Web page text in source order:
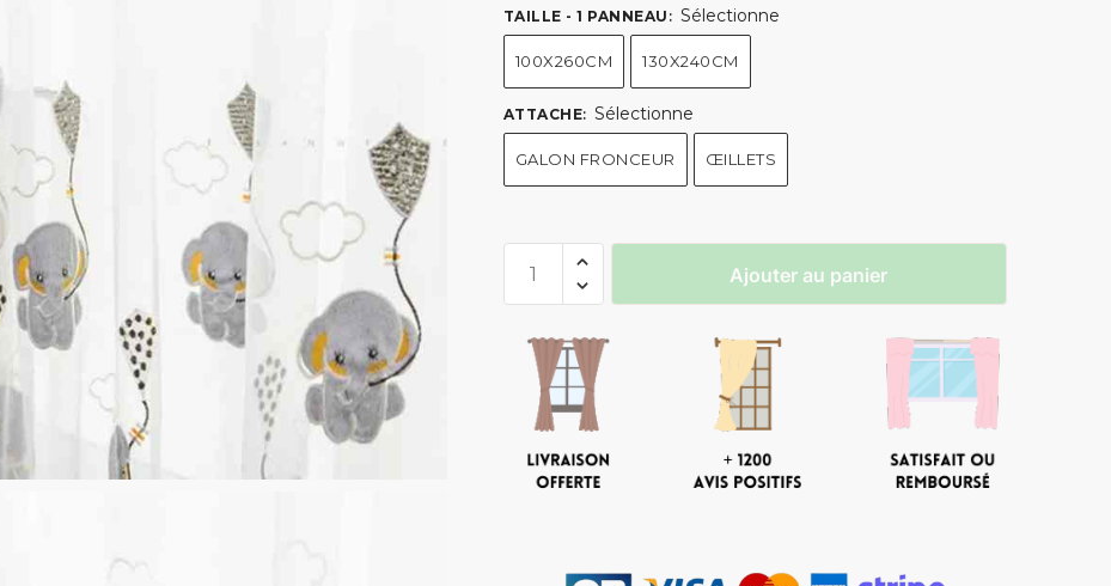
TAILLE - 1 PANNEAU : Sélectionne
100X260CM 130X240CM
ATTACHE: Sélectionne
GALON FRONCEUR ŒILLETS
Ajouter au panier